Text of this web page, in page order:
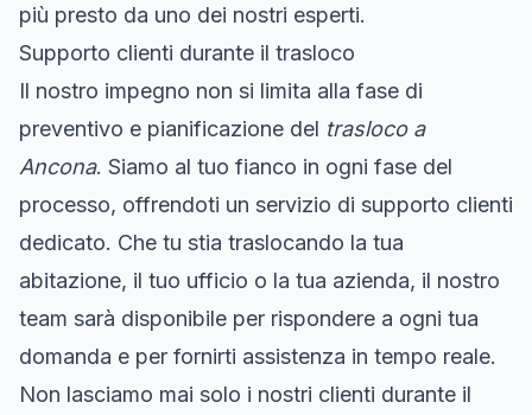
più presto da uno dei nostri esperti.
Supporto clienti durante il trasloco
Il nostro impegno non si limita alla fase di
preventivo e pianificazione del trasloco a
Ancona. Siamo al tuo fianco in ogni fase del
processo, offrendoti un servizio di supporto clienti
dedicato. Che tu stia traslocando la tua
abitazione, il tuo ufficio o la tua azienda, il nostro
team sarà disponibile per rispondere a ogni tua
domanda e per fornirti assistenza in tempo reale.
Non lasciamo mai solo i nostri clienti durante il